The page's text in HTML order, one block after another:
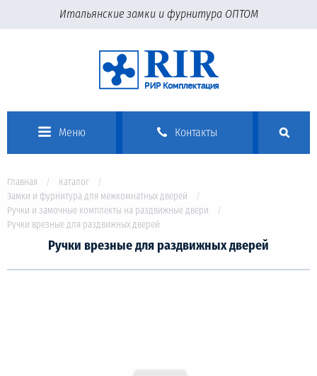
Итальянские замки и фурнитура ОПТОМ
Меню Контакты
Главная
Каталог
Замки и фурнитура для межкомнатных дверей
Ручки и замочные комплекты на раздвижные двери
Ручки врезные для раздвижных дверей
Ручки врезные для раздвижных дверей